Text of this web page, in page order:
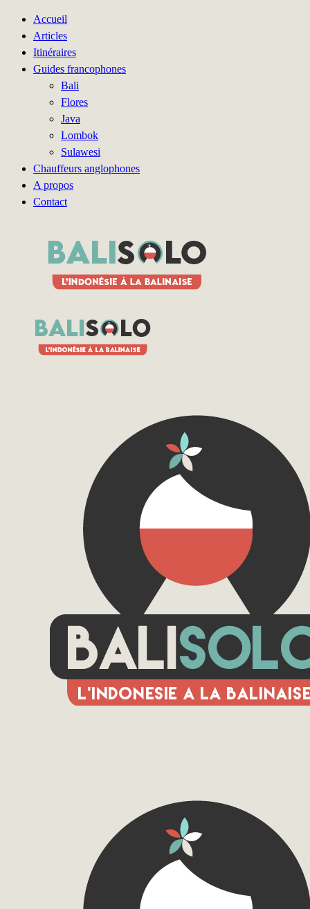
Accueil
Articles
Itinéraires
Guides francophones
Bali
Flores
Java
Lombok
Sulawesi
Chauffeurs anglophones
A propos
Contact